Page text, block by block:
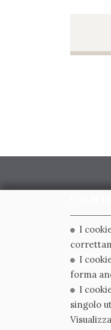
Via Emilia
Tel.
Codice
I
I
forma
I
singolo